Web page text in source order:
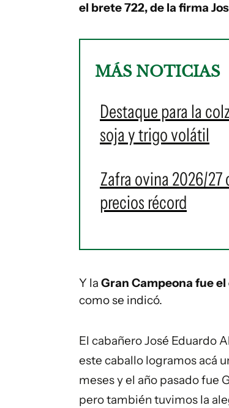
el brete 722, de la firma
MÁS NOTICIAS
Destaque para la
soja y trigo volátil
Zafra ovina 2026/
precios récord
Y la Gran Campeona fue
como se indicó.
El cabañero José Eduardo
este caballo logramos acá
meses y el año pasado fue
pero también tuvimos la